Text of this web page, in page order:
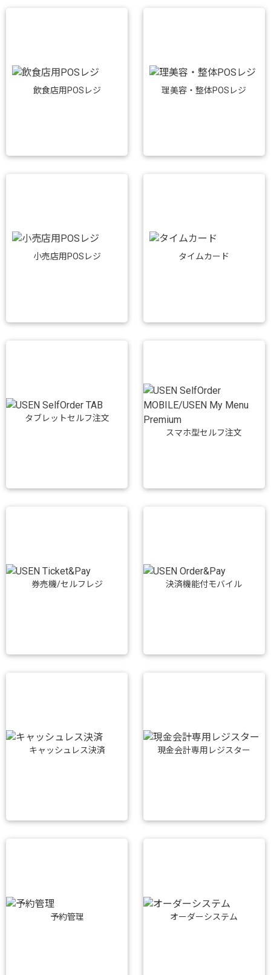
飲食店用POSレジ 理美容・整体POSレジ
小売店用POSレジ タイムカード
タブレットセルフ注文
スマホ型セルフ注文
券売機/セルフレジ 決済機能付モバイル
キャッシュレス決済 現金会計専用レジスター
予約管理 オーダーシステム